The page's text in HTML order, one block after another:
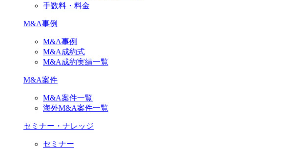
手数料・料金
M&A事例
M&A事例
M&A成約式
M&A成約実績一覧
M&A案件
M&A案件一覧
海外M&A案件一覧
セミナー・ナレッジ
セミナー